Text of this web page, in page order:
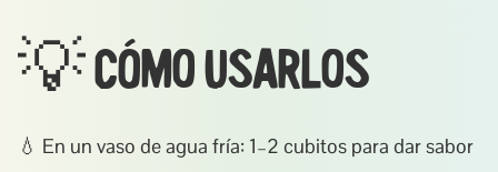
💡 Cómo usarlos
💧 En un vaso de agua fría: 1–2 cubitos para dar sabor